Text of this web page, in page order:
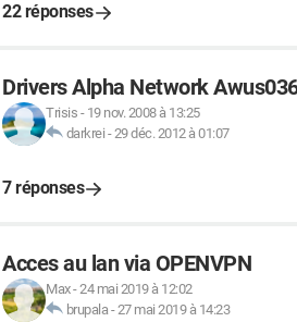
22 réponses
Drivers Alpha Network
Trisis - 19 nov. 2008 à 13:25
darkrei -29 déc. 2012 à 01:07
7 réponses
Acces au lan via OPENVPN
Max-24 mai 2019 à 12:02
brupala-27 mai 2019 à 14:23